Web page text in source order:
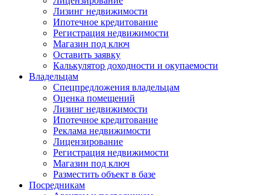
Лизинг недвижимости
Ипотечное кредитование
Регистрация недвижимости
Магазин под ключ
Оставить заявку
Калькулятор доходности и окупаемости
Владельцам
Спецпредложения владельцам
Оценка помещений
Лизинг недвижимости
Ипотечное кредитование
Реклама недвижимости
Лицензирование
Регистрация недвижимости
Магазин под ключ
Разместить объект в базе
Посредникам